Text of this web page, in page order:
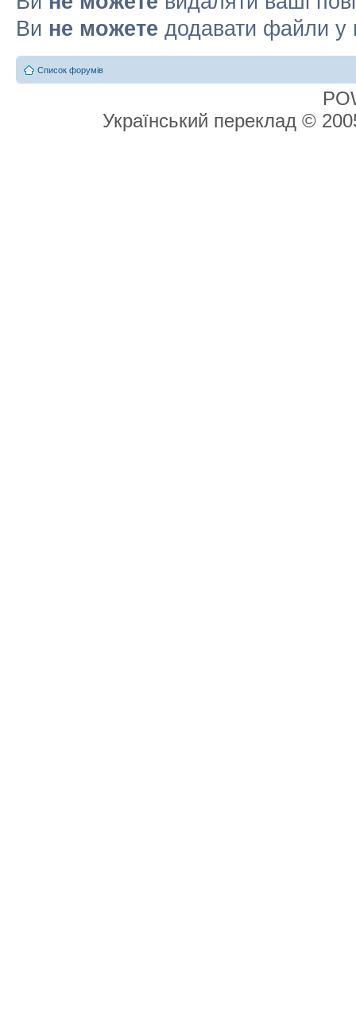
Ви не можете додавати файли у
Список форумів
Український переклад ©